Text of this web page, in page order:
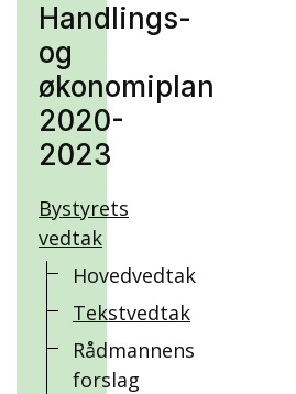
Handlings-
og
økonomiplan
2020-
2023
Bystyrets
vedtak
Hovedvedtak
Tekstvedtak
Rådmannens
forslag